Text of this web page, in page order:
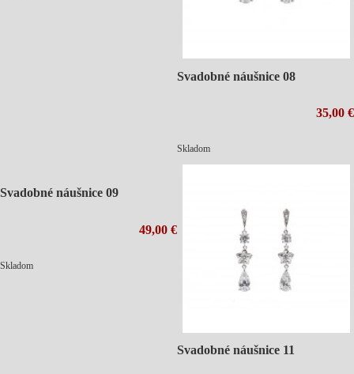
Svadobné náušnice 08
35,00 €
Skladom
Svadobné náušnice 09
49,00 €
Skladom
Svadobné náušnice 11